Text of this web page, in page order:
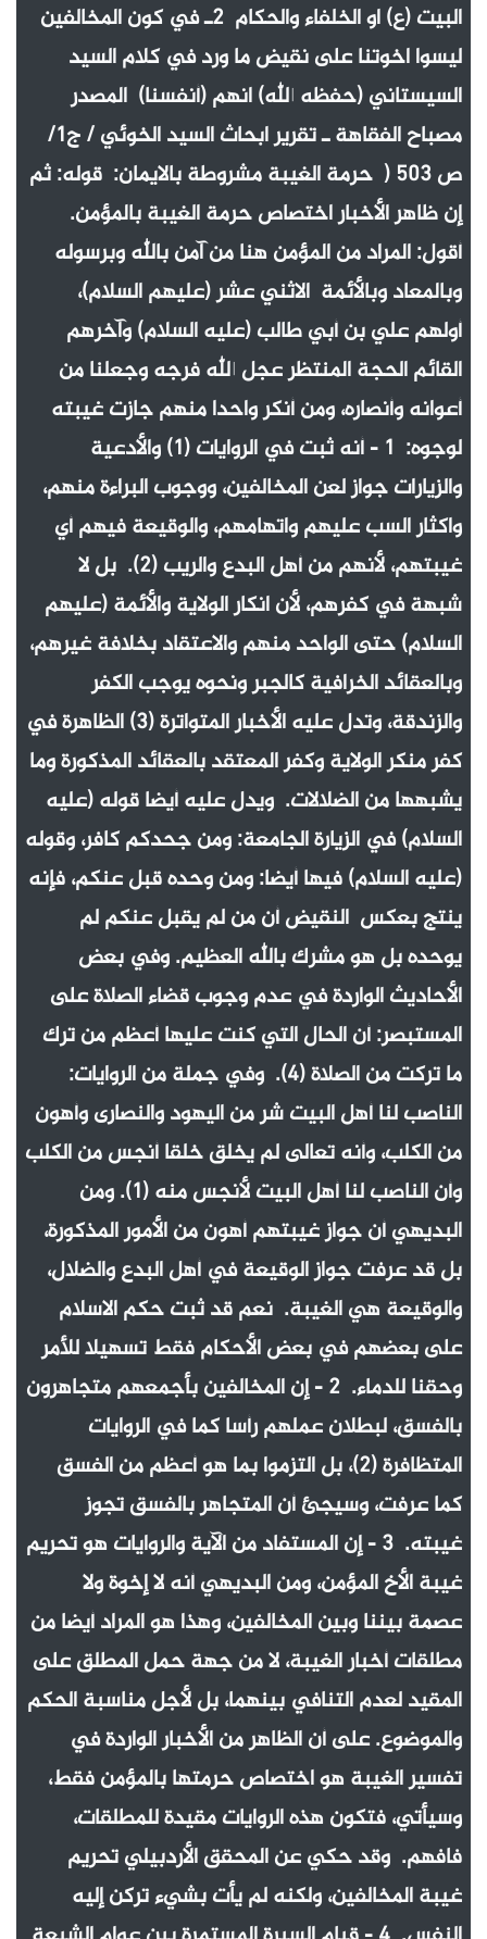
البيت (ع) او الخلفاء والحكام 2ـ في كون المخالفين
ليسوا اخوتنا على نقيض ما ورد في كلام السيد
السيستاني (حفظه الله) انهم (أنفسنا) المصدر
مصباح الفقاهة ـ تقرير ابحاث السيد الخوئي / ج1/
ص 503 ( حرمة الغيبة مشروطة بالايمان: قوله: ثم
إن ظاهر الأخبار اختصاص حرمة الغيبة بالمؤمن.
أقول: المراد من المؤمن هنا من آمن بالله وبرسوله
وبالمعاد وبالأئمة الاثني عشر (عليهم السلام)،
أولهم علي بن أبي طالب (عليه السلام) وآخرهم
القائم الحجة المنتظر عجل الله فرجه وجعلنا من
أعوانه وأنصاره، ومن أنكر واحدا منهم جازت غيبته
لوجوه: 1 - أنه ثبت في الروايات (1) والأدعية
والزيارات جواز لعن المخالفين، ووجوب البراءة منهم،
واكثار السب عليهم واتهامهم، والوقيعة فيهم أي
غيبتهم، لأنهم من أهل البدع والريب (2). بل لا
شبهة في كفرهم، لأن انكار الولاية والأئمة (عليهم
السلام) حتى الواحد منهم والاعتقاد بخلافة غيرهم،
وبالعقائد الخرافية كالجبر ونحوه يوجب الكفر
والزندقة، وتدل عليه الأخبار المتواترة (3) الظاهرة في
كفر منكر الولاية وكفر المعتقد بالعقائد المذكورة وما
يشبهها من الضلالات. ويدل عليه أيضا قوله (عليه
السلام) في الزيارة الجامعة: ومن جحدكم كافر، وقوله
(عليه السلام) فيها أيضا: ومن وحده قبل عنكم، فإنه
ينتج بعكس النقيض أن من لم يقبل عنكم لم
يوحده بل هو مشرك بالله العظيم. وفي بعض
الأحاديث الواردة في عدم وجوب قضاء الصلاة على
المستبصر: أن الحال التي كنت عليها أعظم من ترك
ما تركت من الصلاة (4). وفي جملة من الروايات:
الناصب لنا أهل البيت شر من اليهود والنصارى وأهون
من الكلب، وأنه تعالى لم يخلق خلقا أنجس من الكلب
وأن الناصب لنا أهل البيت لأنجس منه (1). ومن
البديهي أن جواز غيبتهم أهون من الأمور المذكورة،
بل قد عرفت جواز الوقيعة في أهل البدع والضلال،
والوقيعة هي الغيبة. نعم قد ثبت حكم الاسلام
على بعضهم في بعض الأحكام فقط تسهيلا للأمر
وحقنا للدماء. 2 - إن المخالفين بأجمعهم متجاهرون
بالفسق، لبطلان عملهم رأسا كما في الروايات
المتظافرة (2)، بل التزموا بما هو أعظم من الفسق
كما عرفت، وسيجئ أن المتجاهر بالفسق تجوز
غيبته. 3 - إن المستفاد من الآية والروايات هو تحريم
غيبة الأخ المؤمن، ومن البديهي أنه لا إخوة ولا
عصمة بيننا وبين المخالفين، وهذا هو المراد أيضا من
مطلقات أخبار الغيبة، لا من جهة حمل المطلق على
المقيد لعدم التنافي بينهما، بل لأجل مناسبة الحكم
والموضوع. على أن الظاهر من الأخبار الواردة في
تفسير الغيبة هو اختصاص حرمتها بالمؤمن فقط،
وسيأتي، فتكون هذه الروايات مقيدة للمطلقات،
فافهم. وقد حكي عن المحقق الأردبيلي تحريم
غيبة المخالفين، ولكنه لم يأت بشيء تركن إليه